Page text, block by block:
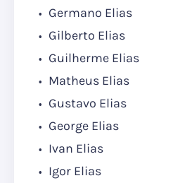
Germano Elias
Gilberto Elias
Guilherme Elias
Matheus Elias
Gustavo Elias
George Elias
Ivan Elias
Igor Elias